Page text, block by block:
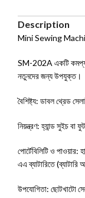
Description
Mini Sewing
SM-202A একটি
নতুনদের জন্য উপযুক্ত।
বৈশিষ্ট্য: ডাবল থ্রেড
নিয়ন্ত্রণ: হ্যান্ড সুইচ বা
পোর্টেবিলিটি ও
এএ ব্যাটারিতে
উপযোগিতা: ছোটখাটো